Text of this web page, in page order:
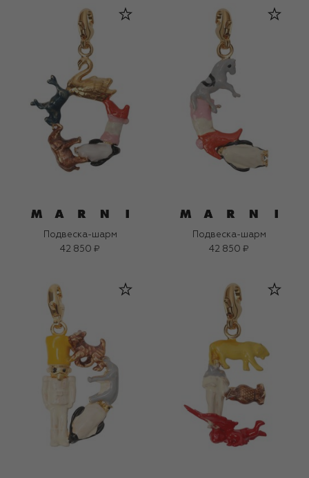
Подвеска-шарм
42 850 ₽
Подвеска-шарм
42 850 ₽